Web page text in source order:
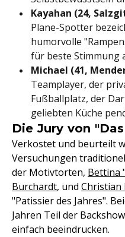
Kayahan (24,
Plane-Spotter
humorvolle
für beste Stimmung
Michael (41,
Teamplayer, der
Fußballplatz, der
geliebten Küche
Die Jury von
Verkostet und beurteilt
Versuchungen
der Motivtorten, Bettina
Burchardt, und Christian
"Patissier des Jahres".
Jahren Teil der
einfach beeindrucken.